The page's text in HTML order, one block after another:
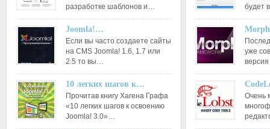
разработке шаблонов и…
Joomla!…
Если вы часто создаете сайты
на CMS Joomla! 1.6, 1.7 или
2.5 то вы…
10 легких шагов к…
Прочитав книгу Хагена Графа
«10 легких шагов к освоению
Joomla! 3.0»…
будет
уже
Очень